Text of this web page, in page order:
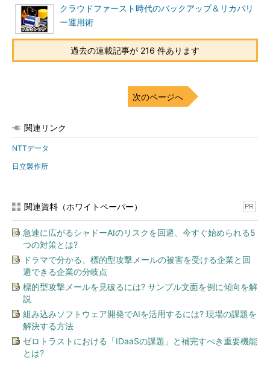
クラウドファースト時代のバックアップ＆リカバリ
ー運用術
過去の連載記事が 216 件あります
次のページへ
関連リンク
NTTデータ
日立製作所
関連資料（ホワイトペーパー） PR
急速に広がるシャドーAIのリスクを回避、今すぐ始められる5
つの対策とは?
ドラマで分かる、標的型攻撃メールの被害を受ける企業と回
避できる企業の分岐点
標的型攻撃メールを見破るには? サンプル文面を例に傾向を解
説
組み込みソフトウェア開発でAIを活用するには? 現場の課題を
解決する方法
ゼロトラストにおける「IDaaSの課題」と補完すべき重要機能
とは?